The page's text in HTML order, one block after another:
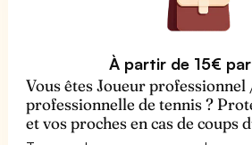
À partir de 15€
Vous êtes Joueur professionnel
professionnelle de tennis ?
et vos proches en cas de coups